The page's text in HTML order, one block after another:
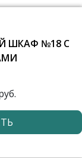
ШКАФ №18 С